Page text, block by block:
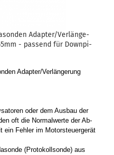
Ad­ap­ter/Ver­län­ge­
- pas­send für Down­pi­
Ad­ap­ter/Ver­län­ge­rung
oder dem Aus­bau der
oft die Nor­mal­wer­te der Ab­
ein Feh­ler im Mo­tor­steu­er­ge­rät
(Pro­to­koll­son­de) aus